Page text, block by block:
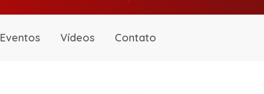
Eventos Vídeos Contato